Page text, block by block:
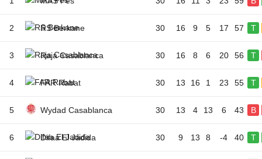
2 RS Berkane 30 16 9 5 17 57 T
3 Raja Casablanca 30 16 8 6 20 56 T
4 FAR Rabat 30 13 16 1 23 55 T
5 Wydad Casablanca 30 13 4 13 6 43 B
6 Difaa El Jadida 30 9 13 8 -4 40 T